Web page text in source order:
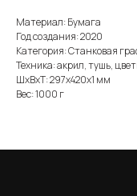
Материал: Бумага
Год создания: 2020
Категория: Станковая
Техника: акрил, тушь,
ШxВxТ: 297x420x1 мм
Вес: 1000 г